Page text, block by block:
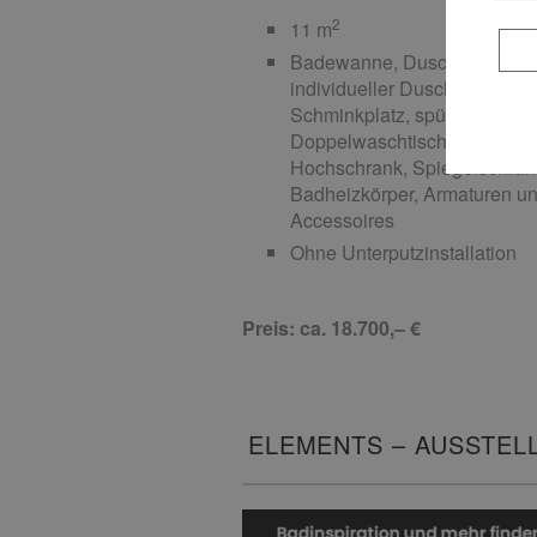
11 m2
Badewanne, Dusche mit
individueller
Schminkplatz, spülrandloses
Doppelwaschtisch mit
Hochschrank,
Badheizkörper, Armaturen
Accessoires
Ohne Unterputzinstallation
Preis: ca. 18.700,– €
ELEMENTS –